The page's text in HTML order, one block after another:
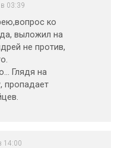
03:39
ко
выложил на
не против,
Глядя на
пропадает
14:00